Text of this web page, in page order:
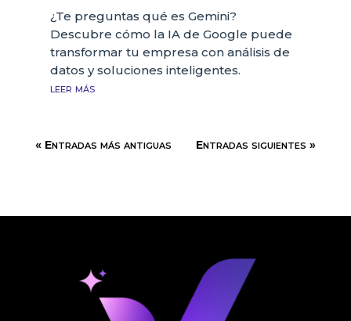
¿Te preguntas qué es Gemini?
Descubre cómo la IA de Google puede
transformar tu empresa con análisis de
datos y soluciones inteligentes.
leer más
« Entradas más antiguas Entradas siguientes »